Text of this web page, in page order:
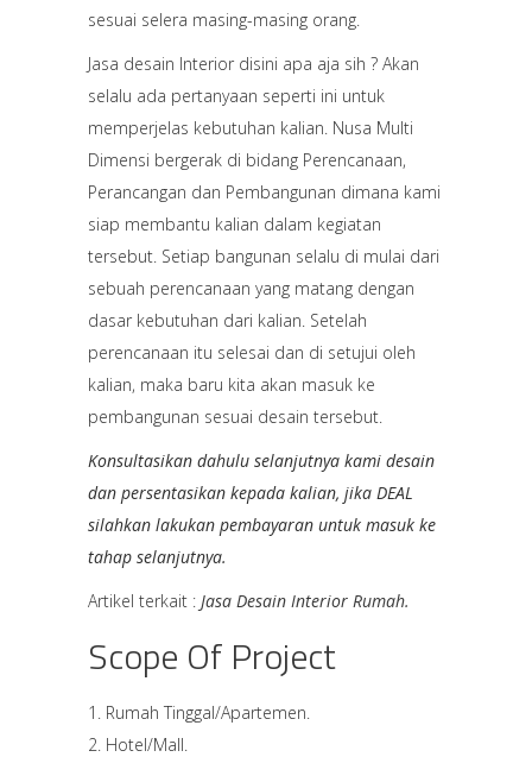
sesuai selera masing-masing orang.
Jasa desain Interior disini apa aja sih ? Akan
selalu ada pertanyaan seperti ini untuk
memperjelas kebutuhan kalian. Nusa Multi
Dimensi bergerak di bidang Perencanaan,
Perancangan dan Pembangunan dimana kami
siap membantu kalian dalam kegiatan
tersebut. Setiap bangunan selalu di mulai dari
sebuah perencanaan yang matang dengan
dasar kebutuhan dari kalian. Setelah
perencanaan itu selesai dan di setujui oleh
kalian, maka baru kita akan masuk ke
pembangunan sesuai desain tersebut.
Konsultasikan dahulu selanjutnya kami desain
dan persentasikan kepada kalian, jika DEAL
silahkan lakukan pembayaran untuk masuk ke
tahap selanjutnya.
Artikel terkait : Jasa Desain Interior Rumah.
Scope Of Project
Rumah Tinggal/Apartemen.
Hotel/Mall.